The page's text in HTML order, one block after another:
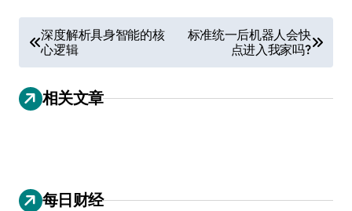
章
导
航
深度解析具身智能的核
心逻辑
标准统一后机器人会快
点进入我家吗?
相关文章
每日财经